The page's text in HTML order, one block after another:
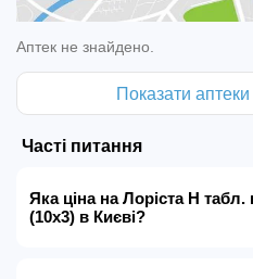
Аптек не знайдено.
Показати
Часті питання
Яка ціна на Лоріста Н
(10х3) в Києві?